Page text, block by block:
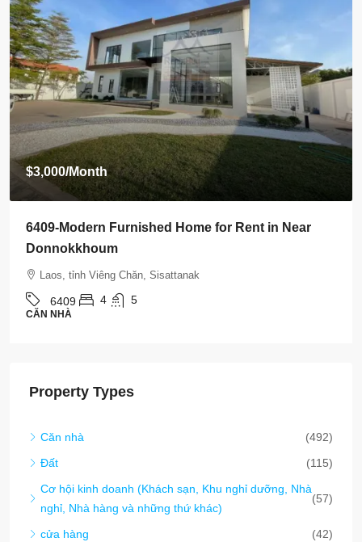
Laos, tỉnh Viêng Chăn, Sisattanak
6408 5 5
CĂN NHÀ
Property Types
Căn nhà
Cơ hội kinh doanh (Khách sạn, Khu nghỉ dưỡng, Nhà
nghỉ, Nhà hàng và những thứ khác)
cửa hàng
Căn hộ
Chung cư
(5)
Smart City/Eco-Tourism/Carbon Credit
(1)
nhà mái chèo